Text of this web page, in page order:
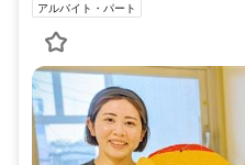
アルバイト・パート